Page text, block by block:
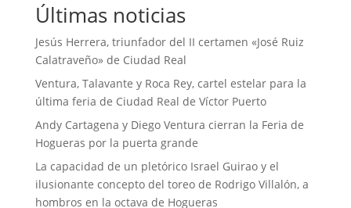
Últimas noticias
Jesús Herrera, triunfador del II certamen «José Ruiz
Calatraveño» de Ciudad Real
Ventura, Talavante y Roca Rey, cartel estelar para la
última feria de Ciudad Real de Víctor Puerto
Andy Cartagena y Diego Ventura cierran la Feria de
Hogueras por la puerta grande
La capacidad de un pletórico Israel Guirao y el
ilusionante concepto del toreo de Rodrigo Villalón, a
hombros en la octava de Hogueras